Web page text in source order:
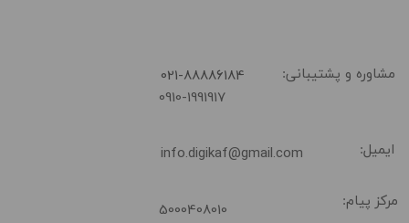
مشاوره و پشتیبانی: ​021-88886184
info.digikaf@gmail.com ایمیل:
مرکز پیام: 5000408010
0910-1991917